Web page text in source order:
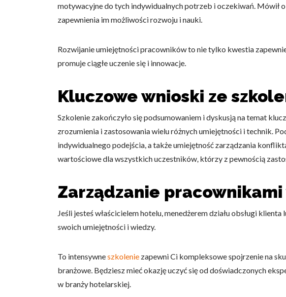
motywacyjne do tych indywidualnych potrzeb i oczekiwań. Mówił
zapewnienia im możliwości rozwoju i nauki.
Rozwijanie umiejętności pracowników to nie tylko kwestia
promuje ciągłe uczenie się i innowacje.
Kluczowe wnioski ze
Szkolenie zakończyło się podsumowaniem i dyskusją na temat
zrozumienia i zastosowania wielu różnych umiejętności i technik.
indywidualnego podejścia, a także umiejętność zarządzania
wartościowe dla wszystkich uczestników, którzy z pewnością
Zarządzanie
Jeśli jesteś właścicielem hotelu, menedżerem działu obsługi
swoich umiejętności i wiedzy.
To intensywneszkolenie zapewni Ci kompleksowe spojrzenie na
branżowe. Będziesz mieć okazję uczyć się od doświadczonych
w branży hotelarskiej.
Nieklasyfikowane